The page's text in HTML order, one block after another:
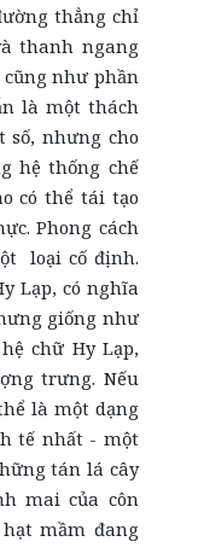
thẳng chỉ
thanh ngang
như phần
là một thách
số, nhưng cho
hệ thống chế
có thể tái tạo
Phong cách
loại cố định.
Lạp, có nghĩa
giống như
chữ Hy Lạp,
trưng. Nếu
là một dạng
tế nhất - một
tán lá cây
mai của côn
mầm đang